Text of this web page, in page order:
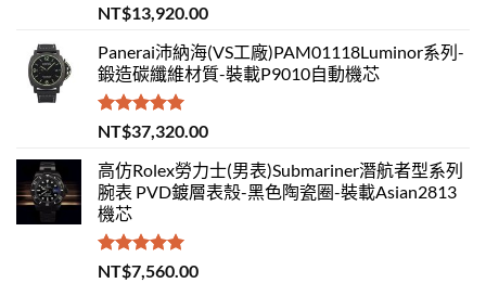
評分5.00
滿分 5
NT$13,920.00
Panerai沛納海(VS工廠)PAM01118Luminor系列-
鍛造碳纖維材質-裝載P9010自動機芯
評分5.00
滿分 5
NT$37,320.00
高仿Rolex勞力士(男表)Submariner潛航者型系列
腕表 PVD鍍層表殼-黑色陶瓷圈-裝載Asian2813
機芯
評分 5.00
滿分 5
NT$7,560.00